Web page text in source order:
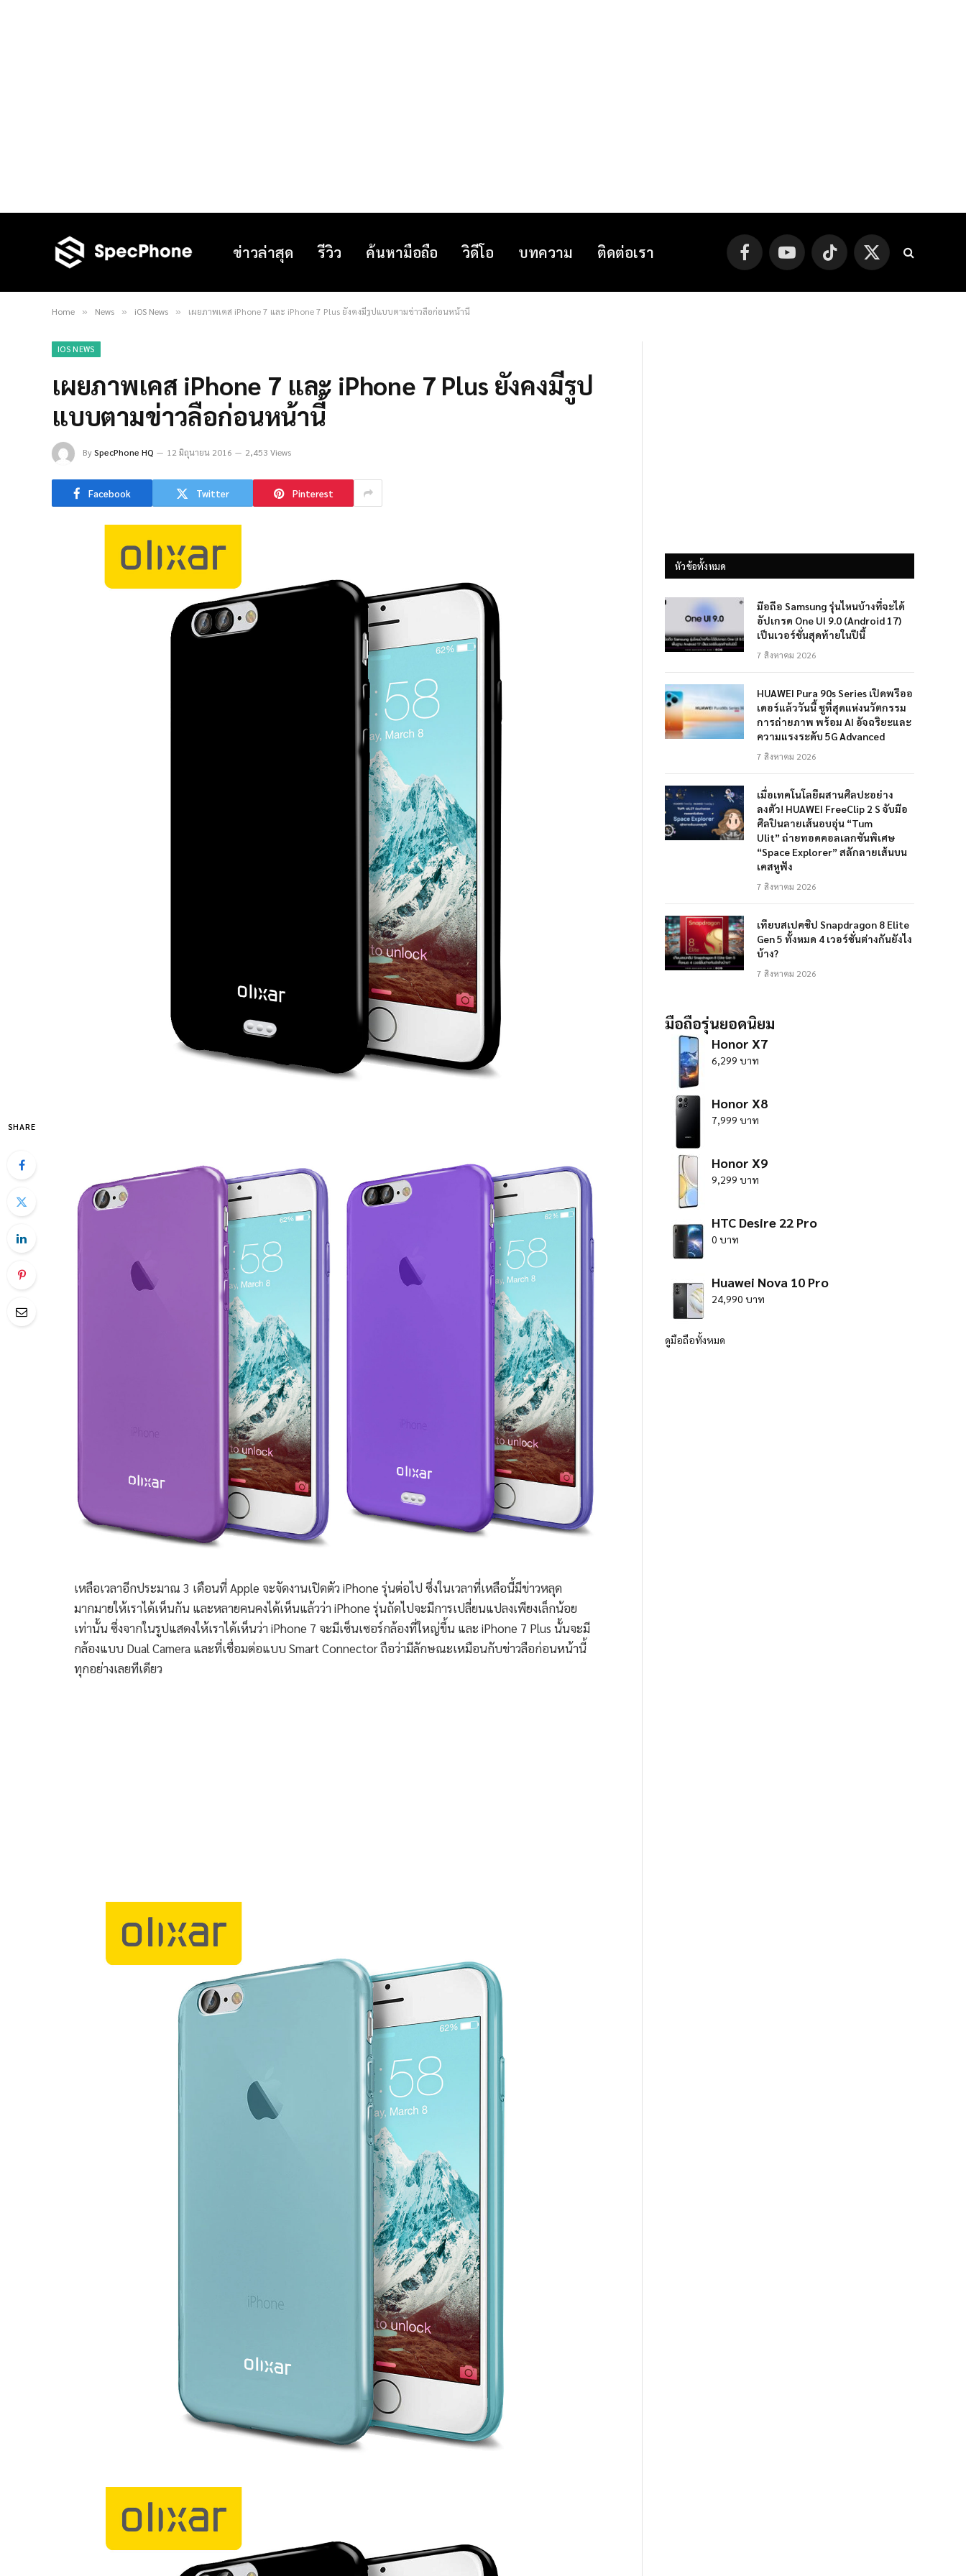
ข่าวล่าสุด รีวิว ค้นหามือถือ วิดีโอ บทความ ติดต่อเรา FacebookYouTube TikTok
X
(Twitter)
Home » News » iOS News » เผยภาพเคส iPhone 7 และ iPhone 7 Plus ยังคงมีรูปแบบตามข่าวลือก่อนหน้านี้
IOS NEWS
เผยภาพเคส iPhone 7 และ iPhone 7 Plus ยังคงมีรูป
แบบตามข่าวลือก่อนหน้านี้
BySpecPhone HQ 12 มิถุนายน 2016 2,453 Views
Facebook Twitter Pinterest
SHARE
เหลือเวลาอีกประมาณ 3 เดือนที่ Apple จะจัดงานเปิดตัว iPhone รุ่นต่อไป ซึ่งในเวลาที่เหลือนี้มีข่าวหลุด
มากมายให้เราได้เห็นกัน และหลายคนคงได้เห็นแล้วว่า iPhone รุ่นถัดไปจะมีการเปลี่ยนแปลงเพียงเล็กน้อย
เท่านั้น ซึ่งจากในรูปแสดงให้เราได้เห็นว่า iPhone 7 จะมีเซ็นเซอร์กล้องที่ใหญ่ขึ้น และ iPhone 7 Plus นั้นจะมี
กล้องแบบ Dual Camera และที่เชื่อมต่อแบบ Smart Connector ถือว่ามีลักษณะเหมือนกับข่าวลือก่อนหน้านี้
ทุกอย่างเลยทีเดียว
หัวข้อทั้งหมด
มือถือ Samsung รุ่นไหนบ้างที่จะได้
อัปเกรด One UI 9.0 (Android 17)
เป็นเวอร์ชั่นสุดท้ายในปีนี้
7 สิงหาคม 2026
HUAWEI Pura 90s Series เปิดพรีออ
เดอร์แล้ววันนี้ ชูที่สุดแห่งนวัตกรรม
การถ่ายภาพ พร้อม AI อัจฉริยะและ
ความแรงระดับ 5G Advanced
7 สิงหาคม 2026
เมื่อเทคโนโลยีผสานศิลปะอย่าง
ลงตัว! HUAWEI FreeClip 2 S จับมือ
ศิลปินลายเส้นอบอุ่น “Tum
Ulit” ถ่ายทอดคอลเลกชันพิเศษ
“Space Explorer” สลักลายเส้นบน
เคสหูฟัง
7 สิงหาคม 2026
เทียบสเปคชิป Snapdragon 8 Elite
Gen 5 ทั้งหมด 4 เวอร์ชั่นต่างกันยังไง
บ้าง?
7 สิงหาคม 2026
มือถือรุ่นยอดนิยม
Honor X7
6,299 บาท
Honor X8
7,999 บาท
Honor X9
9,299 บาท
HTC Desire 22 Pro
0 บาท
Huawei Nova 10 Pro
24,990 บาท
ดูมือถือทั้งหมด